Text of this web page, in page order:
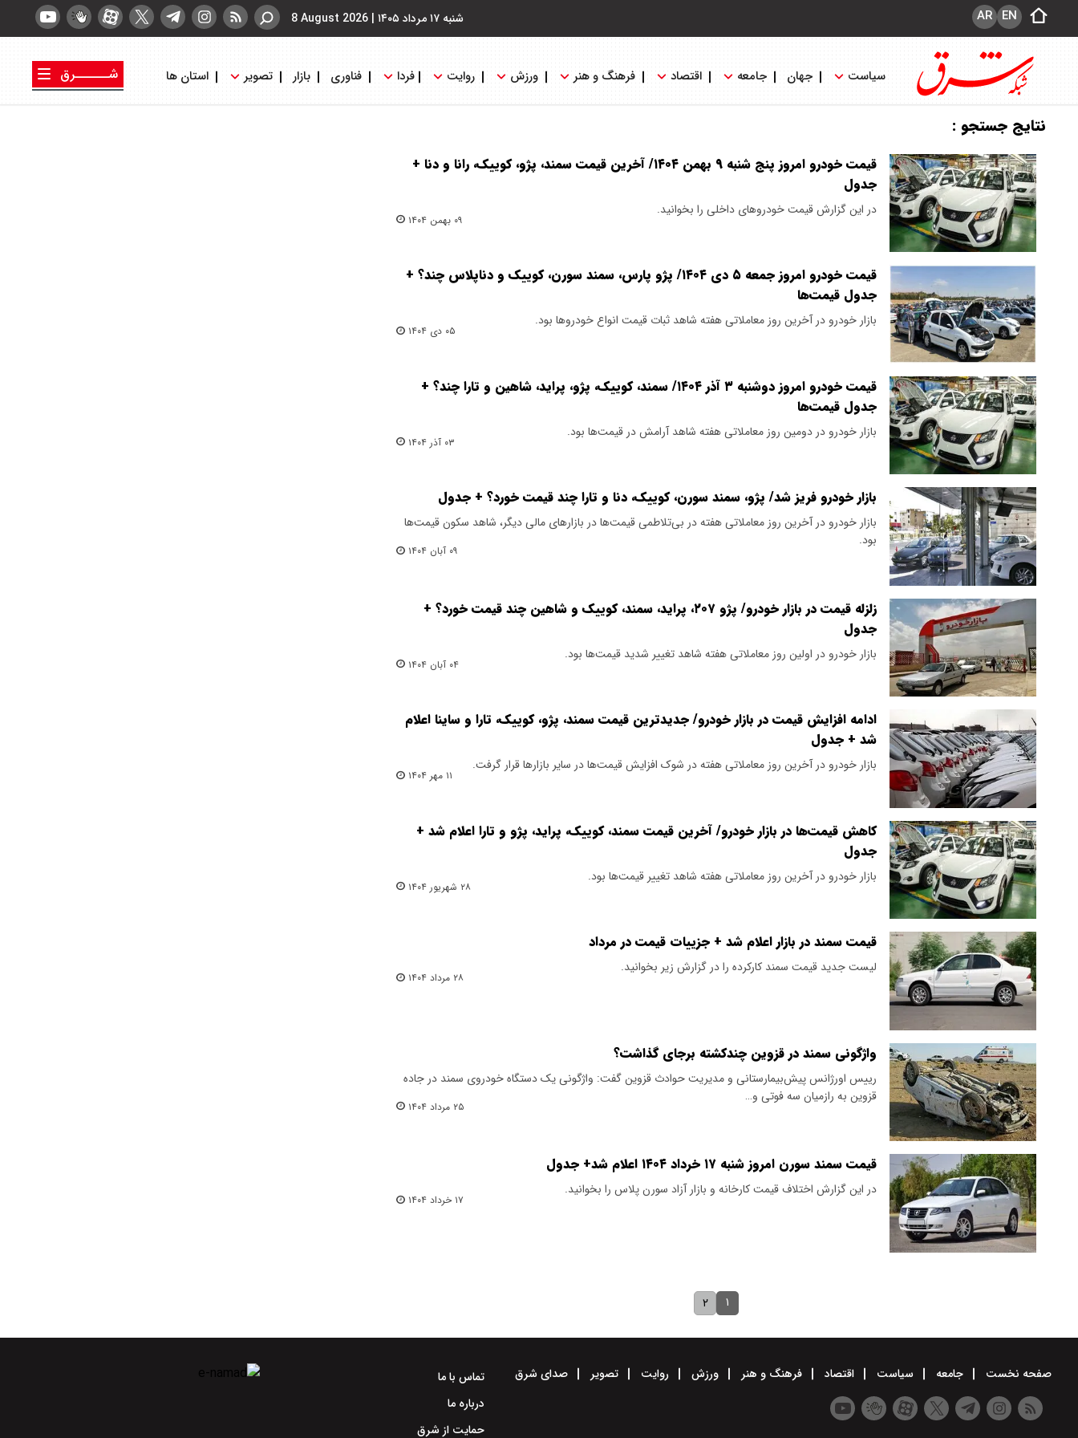
شنبه ۱۷ مرداد ۱۴۰۵ |
8 August 2026 EN
AR
سیاست جهان جامعه اقتصاد فرهنگ و هنر ورزش روایت فردا فناوری بازار تصویر استان ها
شــــــرق
نتایج جستجو :
قیمت خودرو امروز پنج شنبه ۹ بهمن ۱۴۰۴/ آخرین قیمت سمند، پژو، کوییک، رانا و دنا +
جدول
در این گزارش قیمت خودروهای داخلی را بخوانید.
۰۹ بهمن ۱۴۰۴
قیمت خودرو امروز جمعه ۵ دی ۱۴۰۴/ پژو پارس، سمند سورن، کوییک و دناپلاس چند؟ +
جدول قیمت‌ها
بازار خودرو در آخرین روز معاملاتی هفته شاهد ثبات قیمت انواع خودروها بود.
۰۵ دی ۱۴۰۴
قیمت خودرو امروز دوشنبه ۳ آذر ۱۴۰۴/ سمند، کوییک، پژو، پراید، شاهین و تارا چند؟ +
جدول قیمت‌ها
بازار خودرو در دومین روز معاملاتی هفته شاهد آرامش در قیمت‌ها بود.
۰۳ آذر ۱۴۰۴
بازار خودرو فریز شد/ پژو، سمند سورن، کوییک، دنا و تارا چند قیمت خورد؟ + جدول
بازار خودرو در آخرین روز معاملاتی هفته در بی‌تلاطمی قیمت‌ها در بازارهای مالی دیگر، شاهد سکون قیمت‌ها
بود.
۰۹ آبان ۱۴۰۴
زلزله قیمت در بازار خودرو/ پژو ۲۰۷، پراید، سمند، کوییک و شاهین چند قیمت خورد؟ +
جدول
بازار خودرو در اولین روز معاملاتی هفته شاهد تغییر شدید قیمت‌ها بود.
۰۴ آبان ۱۴۰۴
ادامه افزایش قیمت در بازار خودرو/ جدیدترین قیمت سمند، پژو، کوییک، تارا و ساینا اعلام
شد + جدول
بازار خودرو در آخرین روز معاملاتی هفته در شوک افزایش قیمت‌ها در سایر بازارها قرار گرفت.
۱۱ مهر ۱۴۰۴
کاهش قیمت‌ها در بازار خودرو/ آخرین قیمت سمند، کوییک، پراید، پژو و تارا اعلام شد +
جدول
بازار خودرو در آخرین روز معاملاتی هفته شاهد تغییر قیمت‌ها بود.
۲۸ شهریور ۱۴۰۴
قیمت سمند در بازار اعلام شد + جزییات قیمت در مرداد
لیست جدید قیمت سمند کارکرده را در گزارش زیر بخوانید.
۲۸ مرداد ۱۴۰۴
واژگونی سمند در قزوین چندکشته برجای گذاشت؟
رییس اورژانس پیش‌بیمارستانی و مدیریت حوادث قزوین گفت: واژگونی یک دستگاه خودروی سمند در جاده
قزوین به رازمیان سه فوتی و…
۲۵ مرداد ۱۴۰۴
قیمت سمند سورن امروز شنبه ۱۷ خرداد ۱۴۰۴ اعلام شد+ جدول
در این گزارش اختلاف قیمت کارخانه و بازار آزاد سورن پلاس را بخوانید.
۱۷ خرداد ۱۴۰۴
۱ ۲
صفحه نخست جامعه سیاست اقتصاد فرهنگ و هنر ورزش روایت تصویر صدای شرق
تماس با ما
درباره ما
حمایت از شرق